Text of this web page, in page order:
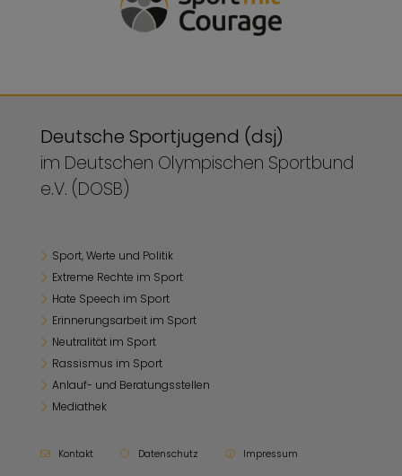
Deutsche Sportjugend (dsj)
im Deutschen Olympischen Sportbund
e.V. (DOSB)
Sport, Werte und Politik
Extreme Rechte im Sport
Hate Speech im Sport
Erinnerungsarbeit im Sport
Neutralität im Sport
Rassismus im Sport
Anlauf- und Beratungsstellen
Mediathek
Kontakt Datenschutz Impressum